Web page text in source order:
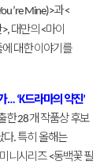
Mine)>과<
>, 대만의<마이
대한이야기를
… ‘K드라마의약진’
한28개작품상후보
다. 특히올해는
미니시리즈<동백꽃필